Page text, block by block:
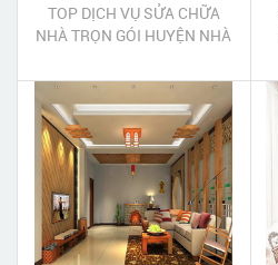
TOP DỊCH VỤ SỬA CHỮA
NHÀ TRỌN GÓI HUYỆN NHÀ